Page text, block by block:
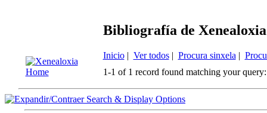
Bibliografía de
Inicio| Ver todos| Procura sinxela |
1-1 of 1 record found matching your query:
Search & Display Options